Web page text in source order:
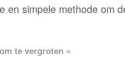
en simpele methode om
te vergroten »